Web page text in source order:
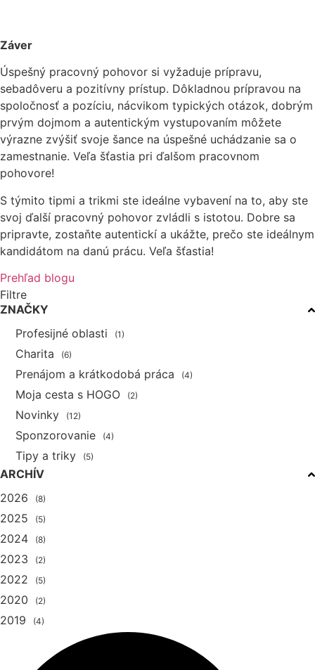
Záver
Úspešný pracovný pohovor si vyžaduje prípravu,
sebadôveru a pozitívny prístup. Dôkladnou prípravou na
spoločnosť a pozíciu, nácvikom typických otázok, dobrým
prvým dojmom a autentickým vystupovaním môžete
výrazne zvýšiť svoje šance na úspešné uchádzanie sa o
zamestnanie. Veľa šťastia pri ďalšom pracovnom
pohovore!
S týmito tipmi a trikmi ste ideálne vybavení na to, aby ste
svoj ďalší pracovný pohovor zvládli s istotou. Dobre sa
pripravte, zostaňte autentickí a ukážte, prečo ste ideálnym
kandidátom na danú prácu. Veľa šťastia!
Prehľad blogu
Filtre
ZNAČKY
Profesijné oblasti
(1)
Charita (6)
Prenájom a krátkodobá práca (4)
Moja cesta s HOGO (2)
Novinky (12)
Sponzorovanie (4)
Tipy a triky (5)
ARCHÍV
2026
(8)
2025 (5)
2024 (8)
2023 (2)
2022 (5)
2020 (2)
2019 (4)